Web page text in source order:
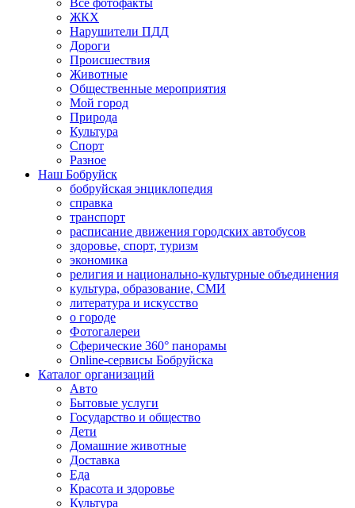
Все фотофакты
ЖКХ
Нарушители ПДД
Дороги
Происшествия
Животные
Общественные мероприятия
Мой город
Природа
Культура
Спорт
Разное
Наш Бобруйск
бобруйская энциклопедия
справка
транспорт
расписание движения городских автобусов
здоровье, спорт, туризм
экономика
религия и национально-культурные объединения
культура, образование, СМИ
литература и искусство
о городе
Фотогалереи
Сферические 360° панорамы
Online-сервисы Бобруйска
Каталог организаций
Авто
Бытовые услуги
Государство и общество
Дети
Домашние животные
Доставка
Еда
Красота и здоровье
Культура